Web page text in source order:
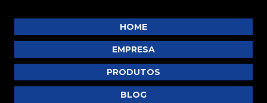
HOME
EMPRESA
PRODUTOS
BLOG